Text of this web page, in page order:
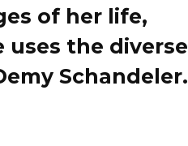
of her life,
uses the diverse
Schandeler.